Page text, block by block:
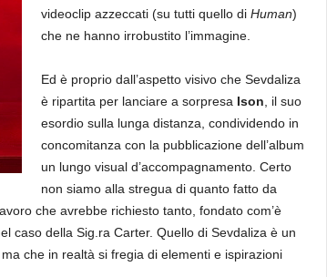
videoclip azzeccati (su tutti quello di Human)
che ne hanno irrobustito l’immagine.
Ed è proprio dall’aspetto visivo che Sevdaliza
è ripartita per lanciare a sorpresa Ison , il suo
esordio sulla lunga distanza, condividendo in
concomitanza con la pubblicazione dell’album
un lungo visual d’accompagnamento. Certo
non siamo alla stregua di quanto fatto da
che avrebbe richiesto tanto, fondato com’è
caso della Sig.ra Carter. Quello di Sevdaliza è un
che in realtà si fregia di elementi e ispirazioni